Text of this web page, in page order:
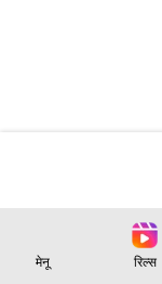
मेनू रिल्स